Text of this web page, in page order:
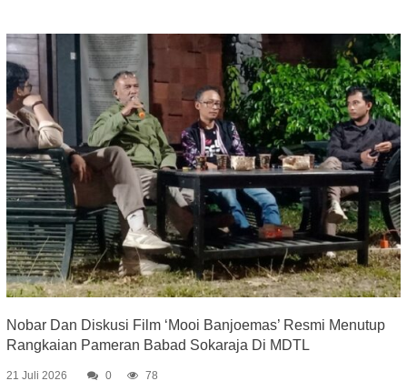
Nobar Dan Diskusi Film ‘Mooi Banjoemas’ Resmi Menutup
Rangkaian Pameran Babad Sokaraja Di MDTL
21 Juli 2026 0 78